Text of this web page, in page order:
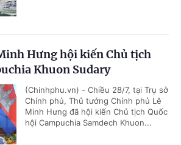
Hưng hội kiến Chủ tịch
Khuon Sudary
(Chinhphu.vn) - Chiều 28/7, tại Trụ sở
Chính phủ, Thủ tướng Chính phủ Lê
Minh Hưng đã hội kiến Chủ tịch Quốc
hội Campuchia Samdech Khuon...